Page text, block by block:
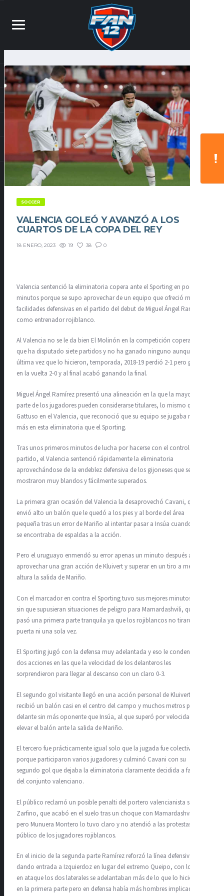
SOCCER
VALENCIA GOLEÓ Y AVANZÓ A LOS
CUARTOS DE LA COPA DEL REY
18 ENERO, 2023 19 38 0
Valencia sentenció la eliminatoria copera ante el Sporting en pocos
minutos porque se supo aprovechar de un equipo que ofreció muchas
facilidades defensivas en el partido del debut de Miguel Ángel Ramírez
como entrenador rojiblanco.
Al Valencia no se le da bien El Molinón en la competición copera, ya
que ha disputado siete partidos y no ha ganado ninguno aunque en la
última vez que lo hicieron, temporada, 2018-19 perdió 2-1 pero ganó
en la vuelta 2-0 y al final acabó ganando la final.
Miguel Ángel Ramírez presentó una alineación en la que la mayor
parte de los jugadores pueden considerarse titulares, lo mismo que
Gattuso en el Valencia, que reconoció que su equipo se jugaba mucho
más en esta eliminatoria que el Sporting.
Tras unos primeros minutos de lucha por hacerse con el control del
partido, el Valencia sentenció rápidamente la eliminatoria
aprovechándose de la endeblez defensiva de los gijoneses que se
mostraron muy blandos y fácilmente superados.
La primera gran ocasión del Valencia la desaprovechó Cavani, que
envió alto un balón que le quedó a los pies y al borde del área
pequeña tras un error de Mariño al intentar pasar a Insúa cuando éste
se encontraba de espaldas a la acción.
Pero el uruguayo enmendó su error apenas un minuto después al
aprovechar una gran acción de Kluivert y superar en un tiro a media
altura la salida de Mariño.
Con el marcador en contra el Sporting tuvo sus mejores minutos pero
sin que supusieran situaciones de peligro para Mamardashvili, que
pasó una primera parte tranquila ya que los rojiblancos no tiraron a
puerta ni una sola vez.
El Sporting jugó con la defensa muy adelantada y eso le condenó en
dos acciones en las que la velocidad de los delanteros les
sorprendieron para llegar al descanso con un claro 0-3.
El segundo gol visitante llegó en una acción personal de Kluivert que
recibió un balón casi en el centro del campo y muchos metros por
delante sin más oponente que Insúa, al que superó por velocidad para
elevar el balón ante la salida de Mariño.
El tercero fue prácticamente igual solo que la jugada fue colectiva
porque participaron varios jugadores y culminó Cavani con su
segundo gol que dejaba la eliminatoria claramente decidida a favor
del conjunto valenciano.
El público reclamó un posible penalti del portero valencianista sobre
Zarfino, que acabó en el suelo tras un choque con Mamardashvili
pero Munuera Montero lo tuvo claro y no atendió a las protestas del
público de los jugadores rojiblancos.
En el inicio de la segunda parte Ramírez reforzó la línea defensiva
dando entrada a Izquierdoz en lugar del extremo Queipo, con lo que
en ataque los dos laterales se adelantaban más de lo que lo hicieron
en la primera parte pero en defensa había más hombres implicados.